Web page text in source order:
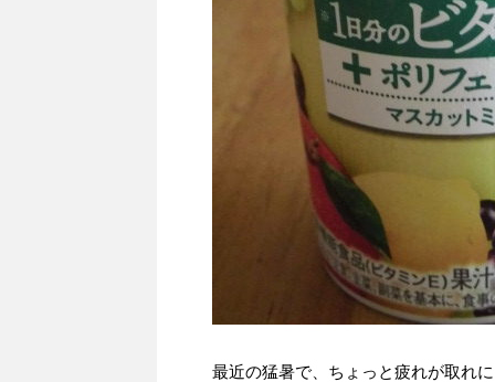
最近の猛暑で、ちょっと疲れが取れ